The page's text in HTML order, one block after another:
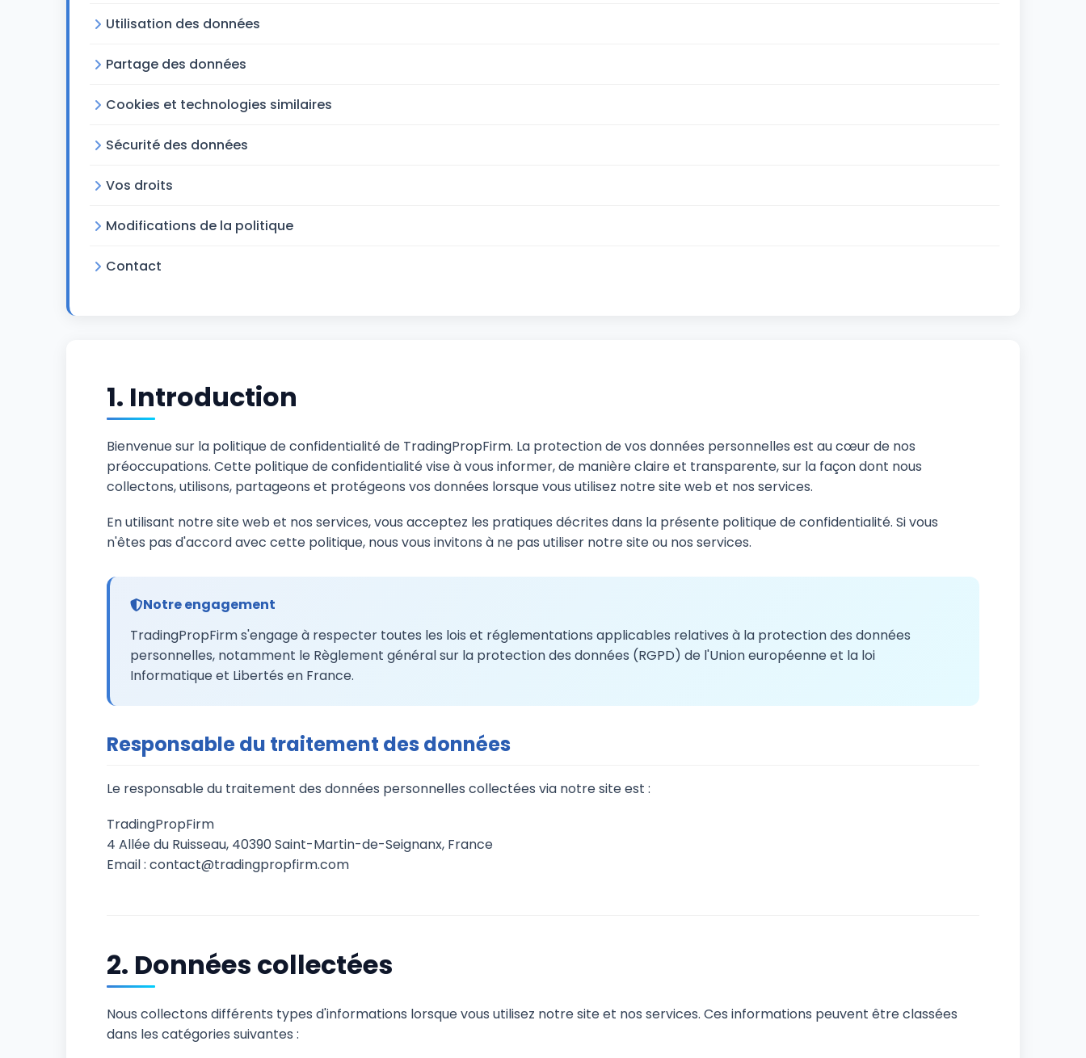
Utilisation des données
Partage des données
Cookies et technologies similaires
Sécurité des données
Vos droits
Modifications de la politique
Contact
1. Introduction
Bienvenue sur la politique de confidentialité de TradingPropFirm. La protection de vos données personnelles est au cœur de nos
préoccupations. Cette politique de confidentialité vise à vous informer, de manière claire et transparente, sur la façon dont nous
collectons, utilisons, partageons et protégeons vos données lorsque vous utilisez notre site web et nos services.
En utilisant notre site web et nos services, vous acceptez les pratiques décrites dans la présente politique de confidentialité. Si vous
n'êtes pas d'accord avec cette politique, nous vous invitons à ne pas utiliser notre site ou nos services.
Notre engagement
TradingPropFirm s'engage à respecter toutes les lois et réglementations applicables relatives à la protection des données
personnelles, notamment le Règlement général sur la protection des données (RGPD) de l'Union européenne et la loi
Informatique et Libertés en France.
Responsable du traitement des données
Le responsable du traitement des données personnelles collectées via notre site est :
TradingPropFirm
4 Allée du Ruisseau, 40390 Saint-Martin-de-Seignanx, France
Email : contact@tradingpropfirm.com
2. Données collectées
Nous collectons différents types d'informations lorsque vous utilisez notre site et nos services. Ces informations peuvent être classées
dans les catégories suivantes :